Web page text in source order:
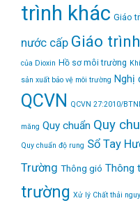
trình khác Giáo
nước cấp Giáo
của Dioxin Hồ sơ môi trường
sản xuất bảo vệ môi trường Nghị
QCVN QCVN 27:2010/
măng Quy chuẩn Quy
Quy chuẩn độ rung Sổ Tay
Trường Thông gió Thông
trường Xử lý Chất thải